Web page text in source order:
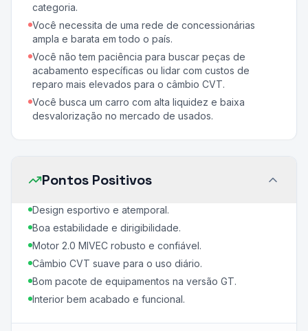
categoria.
Você necessita de uma rede de concessionárias
ampla e barata em todo o país.
Você não tem paciência para buscar peças de
acabamento específicas ou lidar com custos de
reparo mais elevados para o câmbio CVT.
Você busca um carro com alta liquidez e baixa
desvalorização no mercado de usados.
Pontos Positivos
Design esportivo e atemporal.
Boa estabilidade e dirigibilidade.
Motor 2.0 MIVEC robusto e confiável.
Câmbio CVT suave para o uso diário.
Bom pacote de equipamentos na versão GT.
Interior bem acabado e funcional.